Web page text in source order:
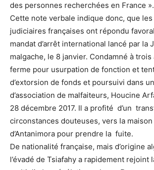
des personnes recherchées en France ».
Cette note verbale indique donc, que
judiciaires françaises ont répondu
mandat d’arrêt international lancé par la
malgache, le 8 janvier. Condamné à
ferme pour usurpation de fonction et
d’extorsion de fonds et poursuivi dans
d’association de malfaiteurs, Houcine
28 décembre 2017. Il a profité d’un
circonstances douteuses, vers la
d’Antanimora pour prendre la fuite.
De nationalité française, mais d’origine
l’évadé de Tsiafahy a rapidement rejoint